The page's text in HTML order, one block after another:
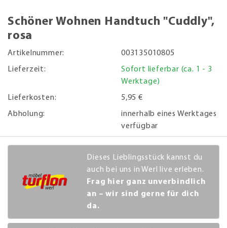
Schöner Wohnen Handtuch "Cuddly",
rosa
Artikelnummer:
003135010805
Lieferzeit:
Sofort lieferbar (ca. 1 - 3
Werktage)
Lieferkosten:
5,95 €
Abholung:
innerhalb eines Werktages
verfügbar
Dieses Lieblingsstück kannst du
auch bei uns in Werl live erleben.
Frag hier ganz unverbindlich
an – wir sind gerne für dich
da.